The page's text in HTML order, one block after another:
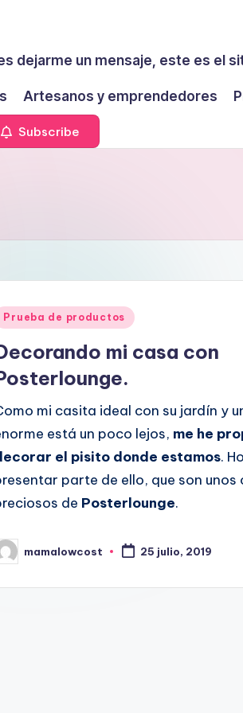
dejarme un mensaje, este es el
Artesanos y emprendedores
Subscribe
Prueba de productos
mi casa con
mi casita ideal con su jardín y
está un poco lejos, me he
el pisito donde estamos.
parte de ello, que son unos
de Posterlounge.
mamalowcost 25 julio, 2019